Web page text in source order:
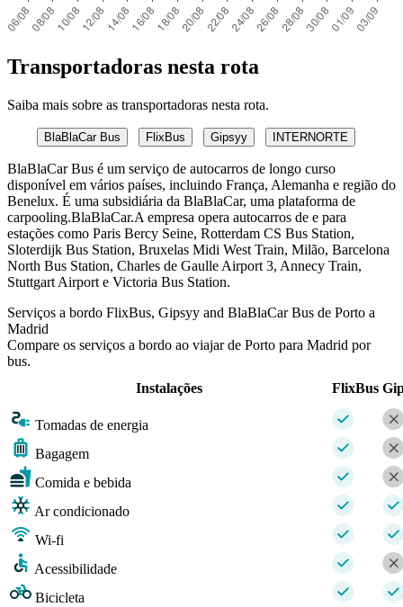
Transportadoras nesta rota
Saiba mais sobre as transportadoras nesta rota.
BlaBlaCar Bus FlixBus Gipsyy INTERNORTE
BlaBlaCar Bus é um serviço de autocarros de longo curso
disponível em vários países, incluindo França, Alemanha e região do
Benelux. É uma subsidiária da BlaBlaCar, uma plataforma de
carpooling.BlaBlaCar.A empresa opera autocarros de e para
estações como Paris Bercy Seine, Rotterdam CS Bus Station,
Sloterdijk Bus Station, Bruxelas Midi West Train, Milão, Barcelona
North Bus Station, Charles de Gaulle Airport 3, Annecy Train,
Stuttgart Airport e Victoria Bus Station.
Serviços a bordo FlixBus, Gipsyy and BlaBlaCar Bus de Porto a
Madrid
Compare os serviços a bordo ao viajar de Porto para Madrid por
bus.
Instalações
FlixBus
Tomadas de energia
Bagagem
Comida e bebida
Ar condicionado
Wi-fi
Acessibilidade
Bicicleta